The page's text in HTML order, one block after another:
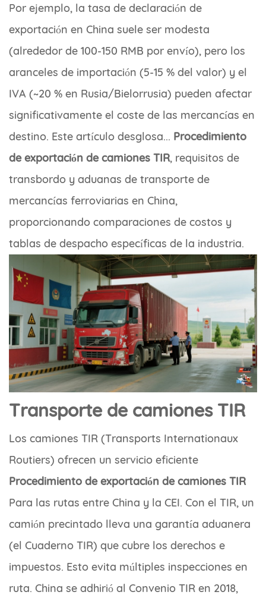
Por ejemplo, la tasa de declaración de
exportación en China suele ser modesta
(alrededor de 100-150 RMB por envío), pero los
aranceles de importación (5-15 % del valor) y el
IVA (~20 % en Rusia/Bielorrusia) pueden afectar
significativamente el coste de las mercancías en
destino. Este artículo desglosa... Procedimiento
de exportación de camiones TIR, requisitos de
transbordo y aduanas de transporte de
mercancías ferroviarias en China,
proporcionando comparaciones de costos y
tablas de despacho específicas de la industria.
Transporte de camiones TIR
Los camiones TIR (Transports Internationaux
Routiers) ofrecen un servicio eficiente
Procedimiento de exportación de camiones TIR
Para las rutas entre China y la CEI. Con el TIR, un
camión precintado lleva una garantía aduanera
(el Cuaderno TIR) que cubre los derechos e
impuestos. Esto evita múltiples inspecciones en
ruta. China se adhirió al Convenio TIR en 2018,